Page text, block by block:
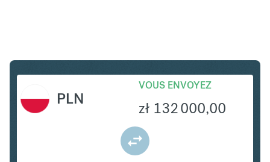
PLN
VOUS ENVOYEZ
zł 132 000,00